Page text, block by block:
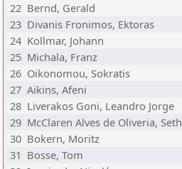
22 Bernd, Gerald
23 Divanis Fronimos, Ektoras
24 Kollmar, Johann
25 Michala, Franz
26 Oikonomou, Sokratis
27 Aikins, Afeni
28 Liverakos Goni, Leandro Jorge
29 McClaren Alves de Oliveria, Seth
30 Bokern, Moritz
31 Bosse, Tom